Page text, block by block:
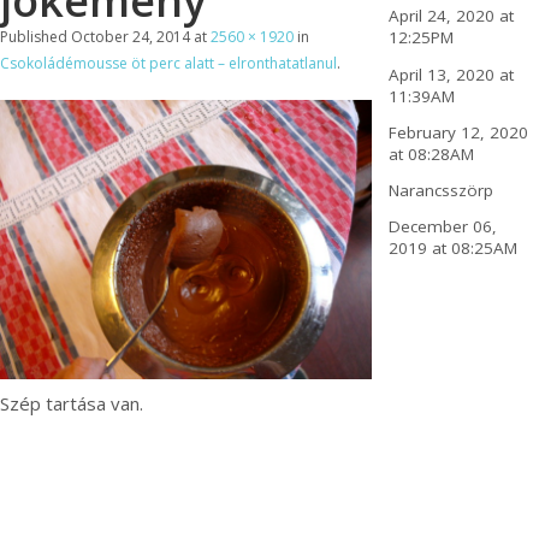
Published October 24, 2014at2560 × 1920 in
Csokoládémousse öt perc alatt – elronthatatlanul.
Szép tartása van.
April 24, 2020 at
12:25PM
April 13, 2020 at
11:39AM
February 12, 2020
at 08:28AM
Narancsszörp
December 06,
2019 at 08:25AM